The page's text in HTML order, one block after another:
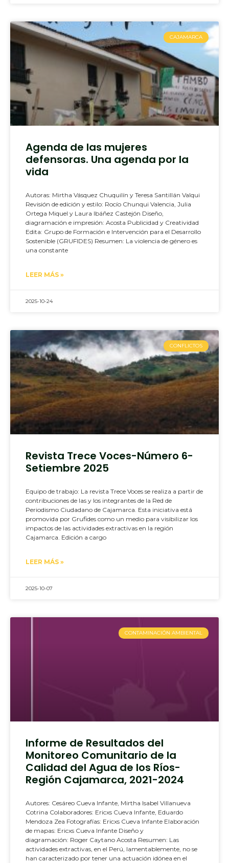
CAJAMARCA
Agenda de las mujeres
defensoras. Una agenda por la
vida
Autoras: Mirtha Vásquez Chuquilín y Teresa Santillán Valqui
Revisión de edición y estilo: Rocío Chunqui Valencia, Julia
Ortega Miquel y Laura Ibáñez Castejón Diseño,
diagramación e impresión: Acosta Publicidad y Creatividad
Edita: Grupo de Formación e Intervención para el Desarrollo
Sostenible (GRUFIDES) Resumen: La violencia de género es
una constante
LEER MÁS »
2025-10-24
CONFLICTOS
Revista Trece Voces-Número 6-
Setiembre 2025
Equipo de trabajo: La revista Trece Voces se realiza a partir de
contribuciones de las y los integrantes de la Red de
Periodismo Ciudadano de Cajamarca. Esta iniciativa está
promovida por Grufides como un medio para visibilizar los
impactos de las actividades extractivas en la región
Cajamarca. Edición a cargo
LEER MÁS »
2025-10-07
CONTAMINACIÓN AMBIENTAL
Informe de Resultados del
Monitoreo Comunitario de la
Calidad del Agua de los Ríos-
Región Cajamarca, 2021-2024
Autores: Cesáreo Cueva Infante, Mirtha Isabel Villanueva
Cotrina Colaboradores: Ericxs Cueva Infante, Eduardo
Mendoza Zea Fotografías: Ericxs Cueva Infante Elaboración
de mapas: Ericxs Cueva Infante Diseño y
diagramación: Roger Caytano Acosta Resumen: Las
actividades extractivas, en el Perú, lamentablemente, no se
han caracterizado por tener una actuación idónea en el